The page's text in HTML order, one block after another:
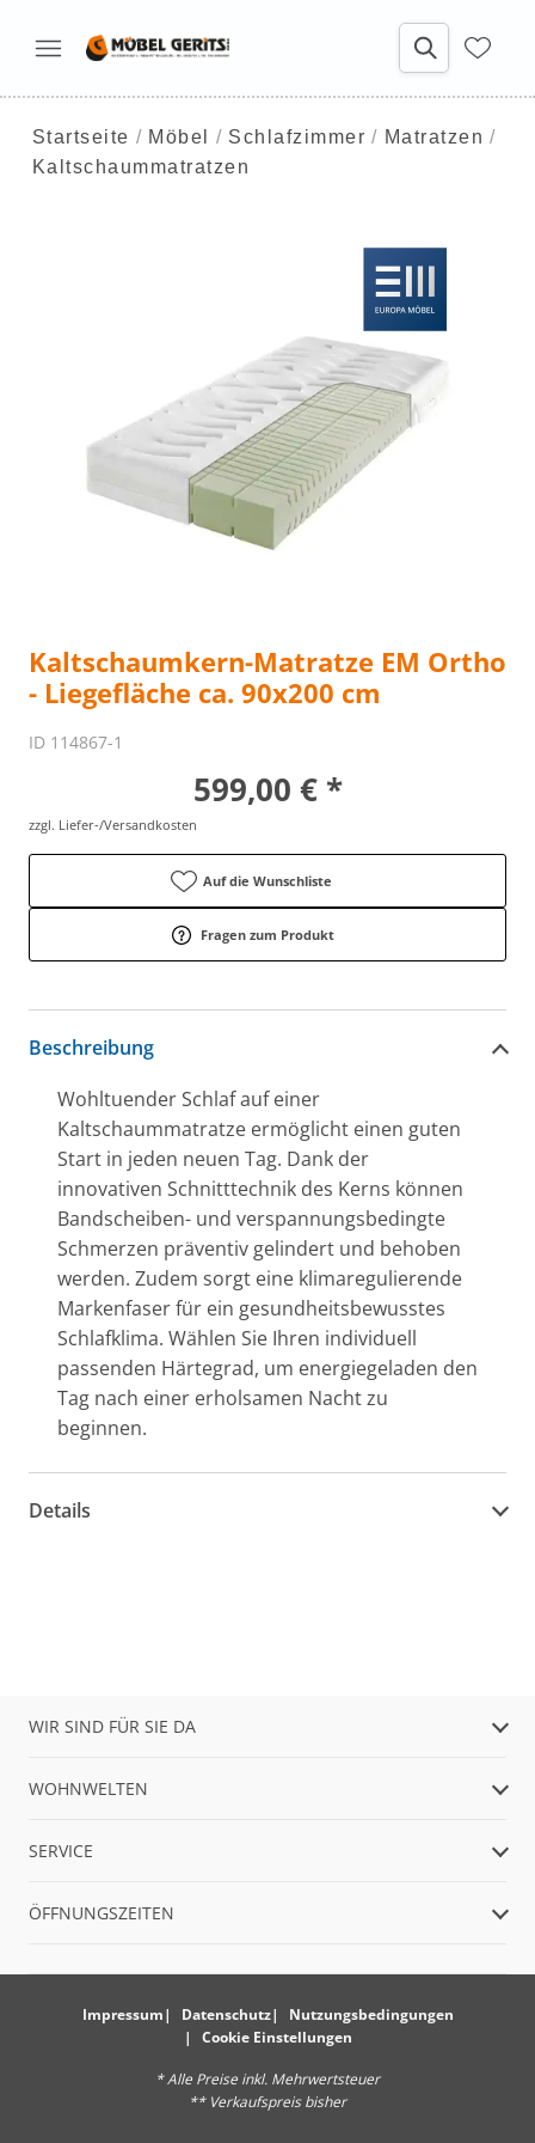
Startseite Möbel Schlafzimmer
Matratzen
Kaltschaummatratzen
Kaltschaumkern-Matratze EM Ortho
- Liegefläche ca. 90x200 cm
ID 114867-1
599,00 € *
zzgl. Liefer-/Versandkosten
Auf die Wunschliste
Fragen zum Produkt
Beschreibung
Wohltuender Schlaf auf einer
Kaltschaummatratze ermöglicht einen guten
Start in jeden neuen Tag. Dank der
innovativen Schnitttechnik des Kerns können
Bandscheiben- und verspannungsbedingte
Schmerzen präventiv gelindert und behoben
werden. Zudem sorgt eine klimaregulierende
Markenfaser für ein gesundheitsbewusstes
Schlafklima. Wählen Sie Ihren individuell
passenden Härtegrad, um energiegeladen den
Tag nach einer erholsamen Nacht zu
beginnen.
Details
WIR SIND FÜR SIE DA
WOHNWELTEN
SERVICE
ÖFFNUNGSZEITEN
Impressum Datenschutz
Nutzungsbedingungen
Cookie Einstellungen
* Alle Preise inkl. Mehrwertsteuer
** Verkaufspreis bisher